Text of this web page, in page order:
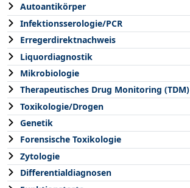
Autoantikörper
Infektionsserologie/PCR
Erregerdirektnachweis
Liquordiagnostik
Mikrobiologie
Therapeutisches Drug Monitoring (TDM)
Toxikologie/Drogen
Genetik
Forensische Toxikologie
Zytologie
Differentialdiagnosen